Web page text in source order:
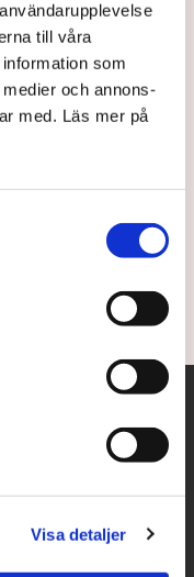
till våra
som
och annons-
med. Läs mer på
Visa detaljer
får
och Fria Ukrainas